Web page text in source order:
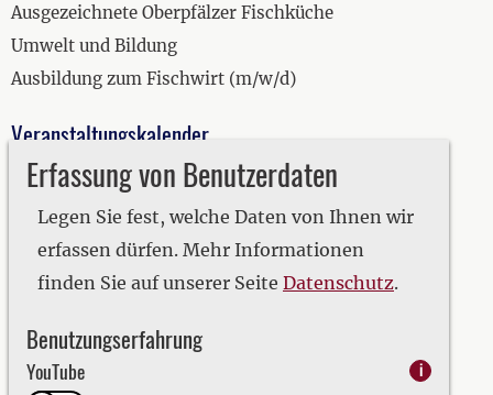
Erfassung von Benutzerdaten
Legen Sie fest, welche Daten von Ihnen wir
erfassen dürfen. Mehr Informationen
finden Sie auf unserer Seite Datenschutz.
Benutzungserfahrung
YouTube i
Ausgezeichnete Oberpfälzer Fischküche
Umwelt und Bildung
Ausbildung zum Fischwirt (m/w/d)
Veranstaltungskalender
2019
2020
2021
2022
2024
2025